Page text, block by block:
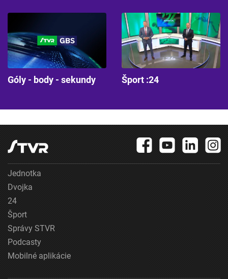
Góly - body - sekundy Šport :24
Jednotka
Dvojka
24
Šport
Správy STVR
Podcasty
Mobilné aplikácie